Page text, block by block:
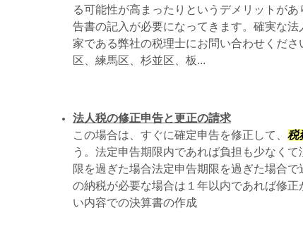
る可能性が高まったりというデメリットが
告書の記入が必要になってきます。確実な
家である弊社の税理士にお問い合わせくだ
区、練馬区、杉並区、板...
法人税の修正申告と更正の請求
この場合は、すぐに確定申告を修正して、 税
う。法定申告期限内であれば負担も少なく
限を過ぎた場合法定申告期限を過ぎた場合
の納税が必要な場合は１年以内であれば修
い内容での決算書の作成